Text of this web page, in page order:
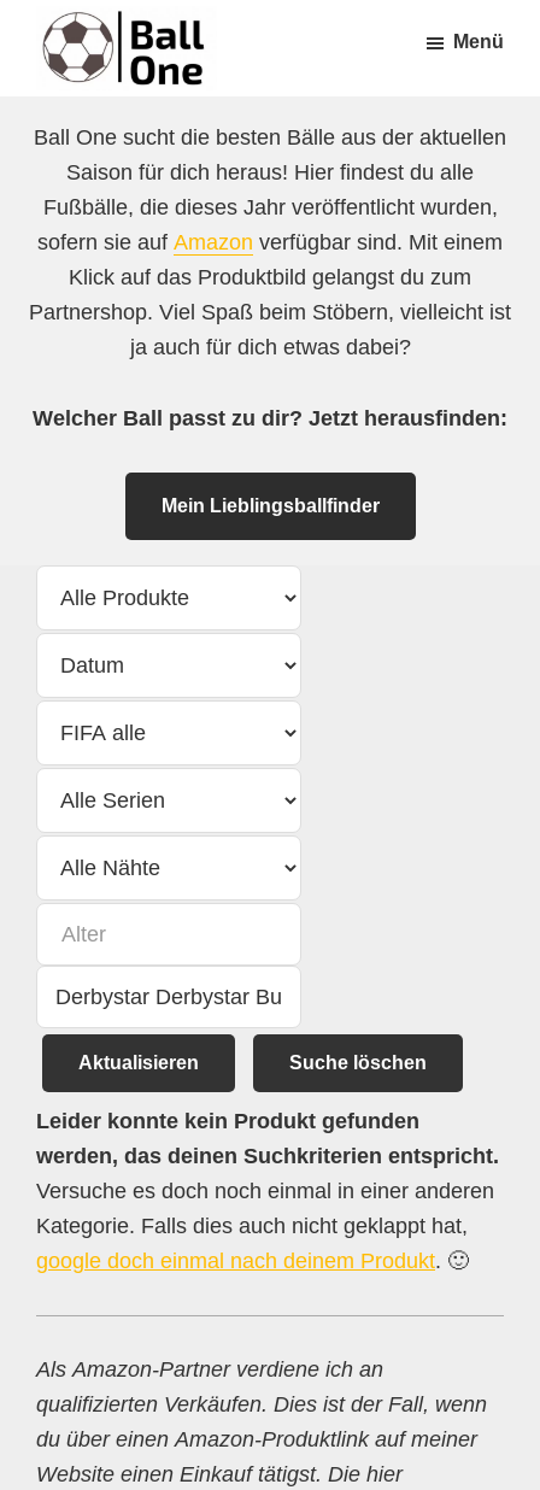
Inhalt
springen
Fußzeile
springen
One
Fußball!
Menü
Ball One sucht die besten Bälle aus der aktuellen
Saison für dich heraus! Hier findest du alle
Fußbälle, die dieses Jahr veröffentlicht wurden,
sofern sie auf Amazon verfügbar sind. Mit einem
Klick auf das Produktbild gelangst du zum
Partnershop. Viel Spaß beim Stöbern, vielleicht ist
ja auch für dich etwas dabei?
Welcher Ball passt zu dir? Jetzt herausfinden:
Mein Lieblingsballfinder
Aktualisieren Suche löschen
Leider konnte kein Produkt gefunden
werden, das deinen Suchkriterien entspricht.
Versuche es doch noch einmal in einer anderen
Kategorie. Falls dies auch nicht geklappt hat,
google doch einmal nach deinem Produkt. 🙂
Als Amazon-Partner verdiene ich an
qualifizierten Verkäufen. Dies ist der Fall, wenn
du über einen Amazon-Produktlink auf meiner
Website einen Einkauf tätigst. Die hier